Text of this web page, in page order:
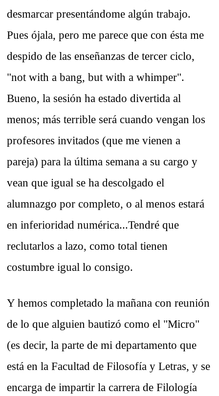
desmarcar presentándome algún trabajo.
Pues ójala, pero me parece que con ésta me
despido de las enseñanzas de tercer ciclo,
"not with a bang, but with a whimper".
Bueno, la sesión ha estado divertida al
menos; más terrible será cuando vengan los
profesores invitados (que me vienen a
pareja) para la última semana a su cargo y
vean que igual se ha descolgado el
alumnazgo por completo, o al menos estará
en inferioridad numérica...Tendré que
reclutarlos a lazo, como total tienen
costumbre igual lo consigo.
Y hemos completado la mañana con reunión
de lo que alguien bautizó como el "Micro"
(es decir, la parte de mi departamento que
está en la Facultad de Filosofía y Letras, y se
encarga de impartir la carrera de Filología